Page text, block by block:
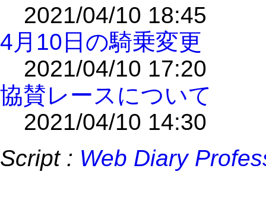
2021/04/10 18:45
4月10日の騎乗変更
2021/04/10 17:20
協賛レースについて
2021/04/10 14:30
Script : Web Diary